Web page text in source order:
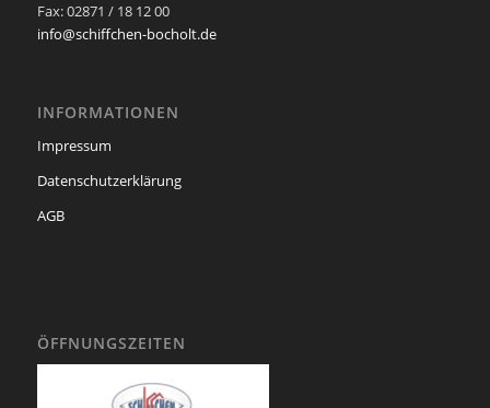
Fax: 02871 / 18 12 00
info@schiffchen-bocholt.de
INFORMATIONEN
Impressum
Datenschutzerklärung
AGB
ÖFFNUNGSZEITEN